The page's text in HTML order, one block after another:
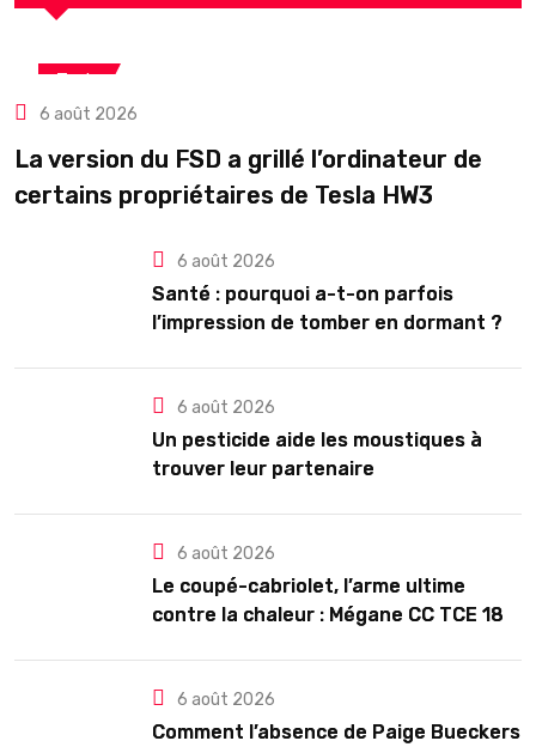
Tech
6 août 2026
La version du FSD a grillé l’ordinateur de
certains propriétaires de Tesla HW3
6 août 2026
Santé : pourquoi a-t-on parfois
l’impression de tomber en dormant ?
6 août 2026
Un pesticide aide les moustiques à
trouver leur partenaire
6 août 2026
Le coupé-cabriolet, l’arme ultime
contre la chaleur : Mégane CC TCE 180
6 août 2026
Comment l’absence de Paige Bueckers